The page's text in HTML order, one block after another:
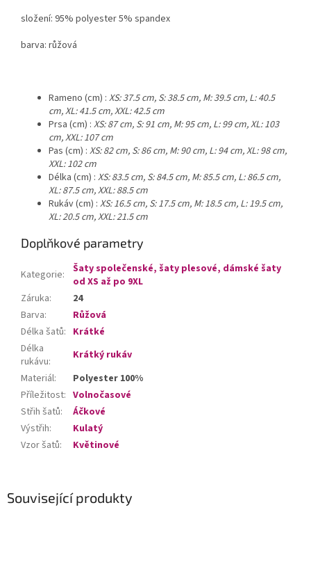
Související produkty
složení: 95% polyester 5% spandex
barva: růžová
Rameno (cm) : XS: 37.5 cm, S: 38.5 cm, M: 39.5 cm, L: 40.5
cm, XL: 41.5 cm, XXL: 42.5 cm
Prsa (cm) : XS: 87 cm, S: 91 cm, M: 95 cm, L: 99 cm, XL: 103
cm, XXL: 107 cm
Pas (cm) : XS: 82 cm, S: 86 cm, M: 90 cm, L: 94 cm, XL: 98 cm,
XXL: 102 cm
Délka (cm) : XS: 83.5 cm, S: 84.5 cm, M: 85.5 cm, L: 86.5 cm,
XL: 87.5 cm, XXL: 88.5 cm
Rukáv (cm) : XS: 16.5 cm, S: 17.5 cm, M: 18.5 cm, L: 19.5 cm,
XL: 20.5 cm, XXL: 21.5 cm
Doplňkové parametry
Kategorie:
Šaty společenské, šaty plesové, dámské šaty
od XS až po 9XL
Záruka:
24
Barva:
Růžová
Délka šatů: Krátké
Délka
rukávu:
Krátký rukáv
Materiál:
Polyester 100%
Příležitost: Volnočasové
Střih šatů:
Áčkové
Výstřih:
Kulatý
Vzor šatů: Květinové